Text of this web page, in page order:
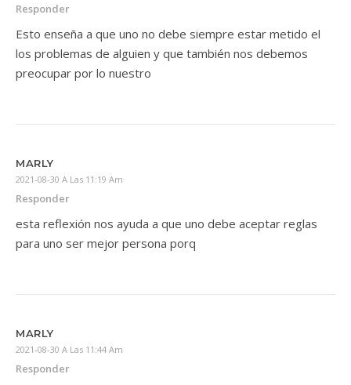
Responder
Esto enseña a que uno no debe siempre estar metido el
los problemas de alguien y que también nos debemos
preocupar por lo nuestro
MARLY
2021-08-30 A Las 11:19 Am
Responder
esta reflexión nos ayuda a que uno debe aceptar reglas
para uno ser mejor persona porq
MARLY
2021-08-30 A Las 11:44 Am
Responder